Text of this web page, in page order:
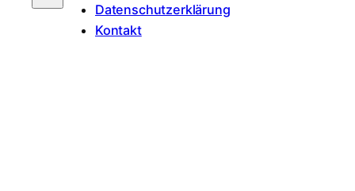
Datenschutzerklärung
Kontakt